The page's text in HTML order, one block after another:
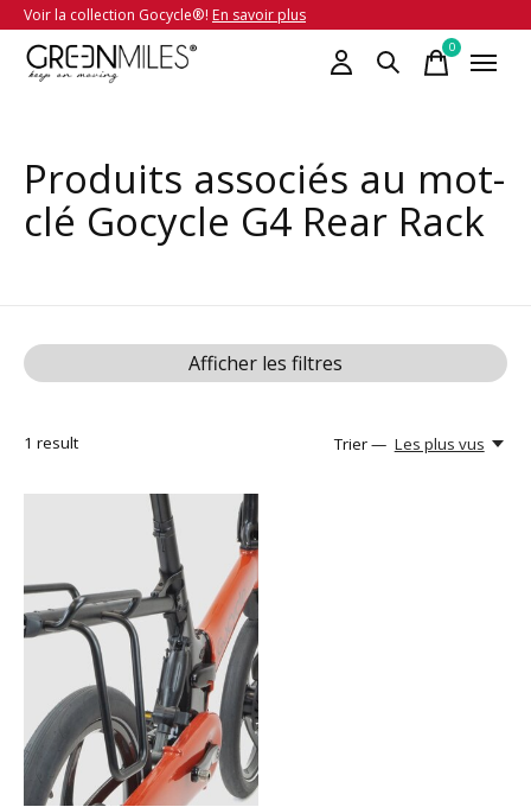
Voir la collection Gocycle®! En savoir plus
0items
Produits associés au mot-
clé Gocycle G4 Rear Rack
Afficher les filtres
1 result Trier — Les plus vus